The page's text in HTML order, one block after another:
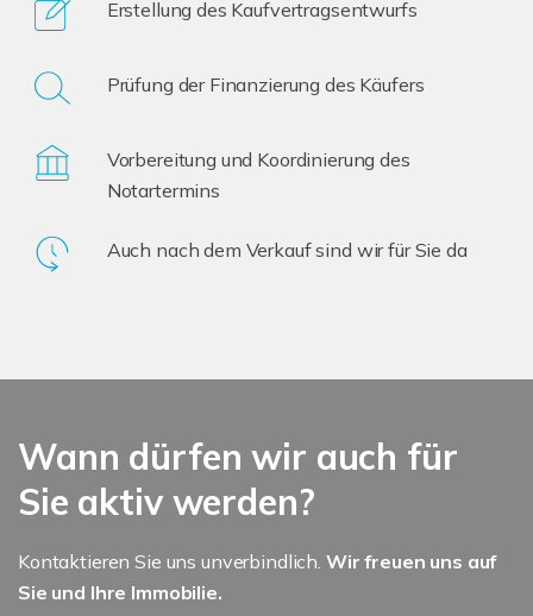
Erstellung des Kaufvertragsentwurfs
Prüfung der Finanzierung des Käufers
Vorbereitung und Koordinierung des
Notartermins
Auch nach dem Verkauf sind wir für Sie da
Wann dürfen wir auch für
Sie aktiv werden?
Kontaktieren Sie uns unverbindlich. Wir freuen uns auf
Sie und Ihre Immobilie.